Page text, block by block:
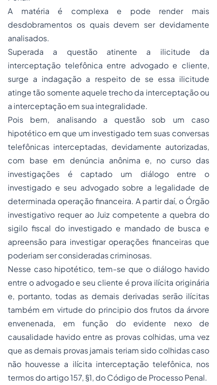
A matéria é complexa e pode render mais
desdobramentos os quais devem ser devidamente
analisados.
Superada a questão atinente a ilicitude da
interceptação telefônica entre advogado e cliente,
surge a indagação a respeito de se essa ilicitude
atinge tão somente aquele trecho da interceptação ou
a interceptação em sua integralidade.
Pois bem, analisando a questão sob um caso
hipotético em que um investigado tem suas conversas
telefônicas interceptadas, devidamente autorizadas,
com base em denúncia anônima e, no curso das
investigações é captado um diálogo entre o
investigado e seu advogado sobre a legalidade de
determinada operação financeira. A partir daí, o Órgão
investigativo requer ao Juiz competente a quebra do
sigilo fiscal do investigado e mandado de busca e
apreensão para investigar operações financeiras que
poderiam ser consideradas criminosas.
Nesse caso hipotético, tem-se que o diálogo havido
entre o advogado e seu cliente é prova ilícita originária
e, portanto, todas as demais derivadas serão ilícitas
também em virtude do principio dos frutos da árvore
envenenada, em função do evidente nexo de
causalidade havido entre as provas colhidas, uma vez
que as demais provas jamais teriam sido colhidas caso
não houvesse a ilícita interceptação telefônica, nos
termos do artigo 157, §1, do Código de Processo Penal.